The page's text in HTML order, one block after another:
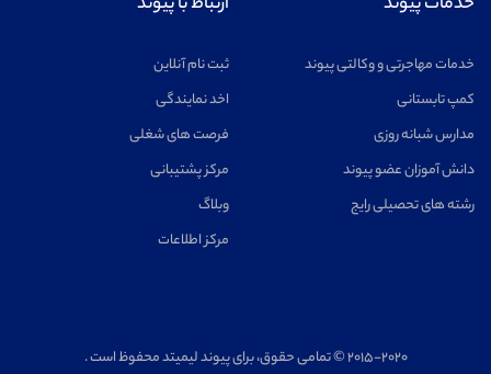
خدمات مهاجرتی و وکالتی پیوند
کمپ تابستانی
مدارس شبانه روزی
دانش آموزان عضو پیوند
رشته های تحصیلی رایج
ثبت نام آنلاین
اخد نمایندگی
فرصت های شغلی
مرکز پشتیبانی
وبلاگ
مرکز اطلاعات
۲۰۱۵-۲۰۲۰ © تمامی حقوق، برای پیوند لیمیتد محفوظ است .